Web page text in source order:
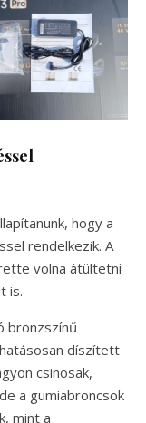
hogy a
rendelkezik. A
volna átültetni
is.
bronzszínű
díszített
csinosak,
a gumiabroncsok
mint a